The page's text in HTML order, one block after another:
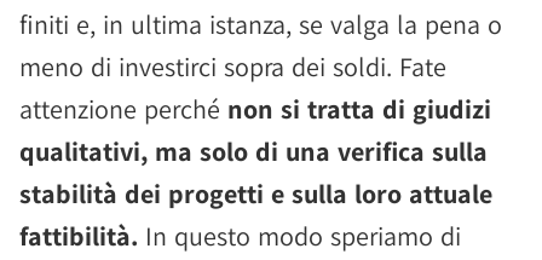
finiti e, in ultima istanza, se valga la pena o
meno di investirci sopra dei soldi. Fate
attenzione perché non si tratta di giudizi
qualitativi, ma solo di una verifica sulla
stabilità dei progetti e sulla loro attuale
fattibilità. In questo modo speriamo di